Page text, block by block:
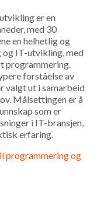
er en
med 30
en helhetlig og
IT-utvikling, med
programmering.
forståelse av
valgt ut i samarbeid
Målsettingen er å
som er
i IT-bransjen,
erfaring.
programmering og